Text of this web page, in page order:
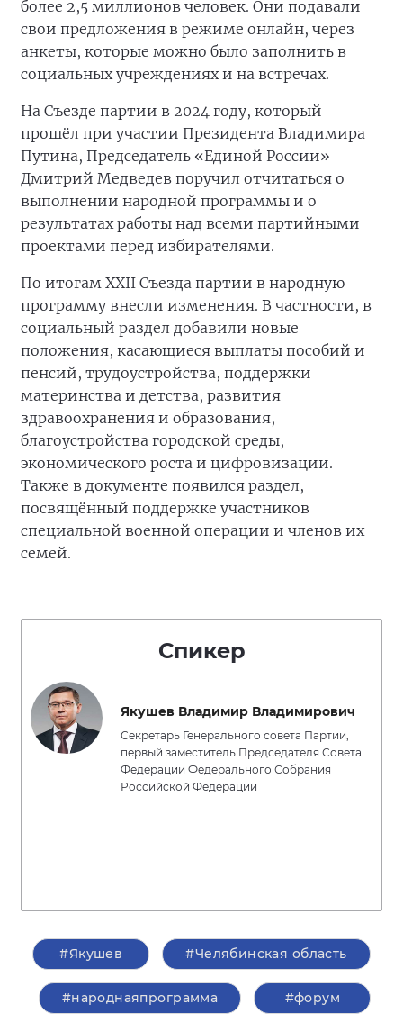
более 2,5 миллионов человек. Они подавали
свои предложения в режиме онлайн, через
анкеты, которые можно было заполнить в
социальных учреждениях и на встречах.
На Съезде партии в 2024 году, который
прошёл при участии Президента Владимира
Путина, Председатель «Единой России»
Дмитрий Медведев поручил отчитаться о
выполнении народной программы и о
результатах работы над всеми партийными
проектами перед избирателями.
По итогам XXII Съезда партии в народную
программу внесли изменения. В частности, в
социальный раздел добавили новые
положения, касающиеся выплаты пособий и
пенсий, трудоустройства, поддержки
материнства и детства, развития
здравоохранения и образования,
благоустройства городской среды,
экономического роста и цифровизации.
Также в документе появился раздел,
посвящённый поддержке участников
специальной военной операции и членов их
семей.
Спикер
Якушев Владимир Владимирович
Секретарь Генерального совета Партии,
первый заместитель Председателя Совета
Федерации Федерального Собрания
Российской Федерации
#Якушев #Челябинская область
#народнаяпрограмма #форум